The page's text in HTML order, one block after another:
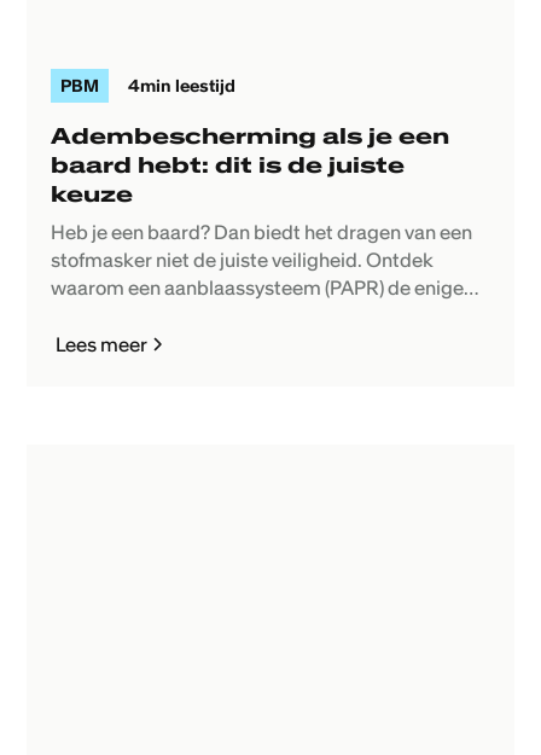
PBM 4min leestijd
Adembescherming als je een
baard hebt: dit is de juiste
keuze
Heb je een baard? Dan biedt het dragen van een
stofmasker niet de juiste veiligheid. Ontdek
waarom een aanblaassysteem (PAPR) de enige
Lees meer